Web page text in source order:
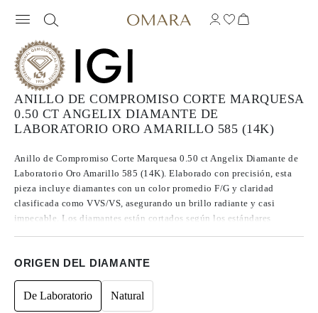
ANILLO DE COMPROMISO CORTE MARQUESA
0.50 CT ANGELIX DIAMANTE DE
LABORATORIO ORO AMARILLO 585 (14K)
Anillo de Compromiso Corte Marquesa 0.50 ct Angelix Diamante de
Laboratorio Oro Amarillo 585 (14K). Elaborado con precisión, esta
pieza incluye diamantes con un color promedio F/G y claridad
clasificada como VVS/VS, asegurando un brillo radiante y casi
impecable. Los diamantes están cortados según los estándares
excepcional, y no presentan fluorescencia.
ORIGEN DEL DIAMANTE
De Laboratorio Natural